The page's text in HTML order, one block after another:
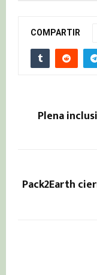
COMPARTIR
Plena
Pack2Earth